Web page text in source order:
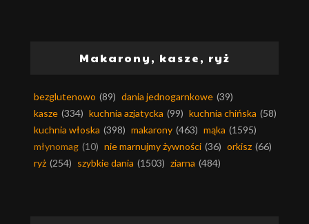
Makarony, kasze, ryż
bezglutenowo (89) dania jednogarnkowe (39)
kasze (334) kuchnia azjatycka (99) kuchnia chińska (58)
kuchnia włoska (398) makarony (463) mąka (1595)
młynomag (10) nie marnujmy żywności (36) orkisz (66)
ryż (254) szybkie dania (1503) ziarna (484)